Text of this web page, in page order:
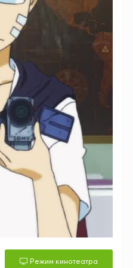
Режим кинотеатра